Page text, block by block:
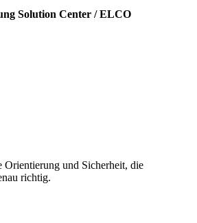
Solution Center / ELCO
Orientierung und Sicherheit, die
richtig.